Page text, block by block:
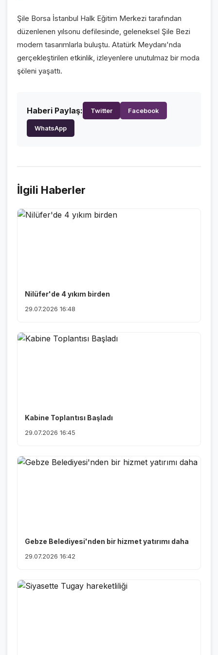
FOTO GALERİ
KURUMSAL
Şile Borsa İstanbul Halk Eğitim Merkezi tarafından
düzenlenen yılsonu defilesinde, geleneksel Şile Bezi
modern tasarımlarla buluştu. Atatürk Meydanı'nda
gerçekleştirilen etkinlik, izleyenlere unutulmaz bir moda
şöleni yaşattı.
Haberi Paylaş: Twitter Facebook
WhatsApp
İlgili Haberler
Nilüfer'de 4 yıkım birden
29.07.2026 16:48
Kabine Toplantısı Başladı
29.07.2026 16:45
Gebze Belediyesi'nden bir hizmet yatırımı daha
29.07.2026 16:42